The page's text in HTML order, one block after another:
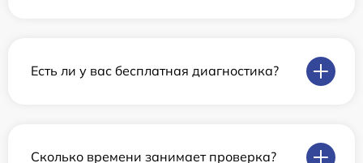
Есть ли у вас бесплатная диагностика?
Сколько времени занимает проверка?